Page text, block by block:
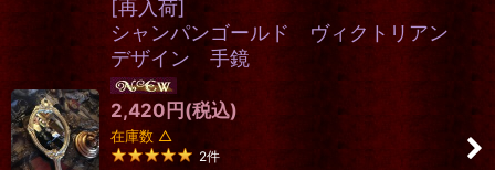
[再入荷]
シャンパンゴールド ヴィクトリアン
デザイン 手鏡
2,420円(税込)
在庫数 △
2件